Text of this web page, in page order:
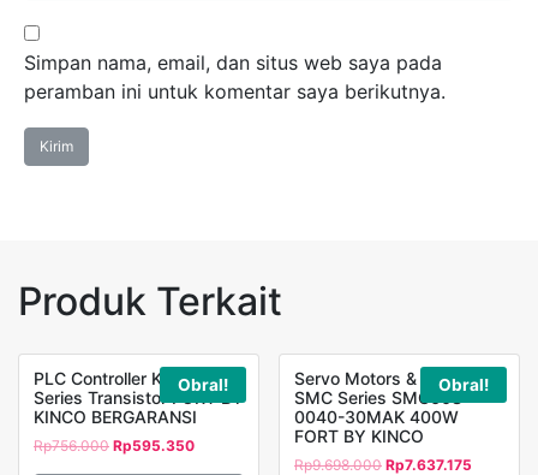
Simpan nama, email, dan situs web saya pada
peramban ini untuk komentar saya berikutnya.
Produk Terkait
Obral!
PLC Controller K580
Series Transistor FORT BY
KINCO BERGARANSI
Rp756.000 Rp595.350
Obral!
Servo Motors & Driver
SMC Series SMC60S-
0040-30MAK 400W
FORT BY KINCO
Rp9.698.000 Rp7.637.175